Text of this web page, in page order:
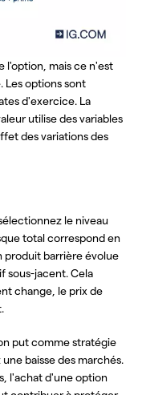
l'option, mais ce n'est
Les options sont
d'exercice. La
utilise des variables
des variations des
le niveau
total correspond en
produit barrière évolue
sous-jacent. Cela
change, le prix de
put comme stratégie
baisse des marchés.
l'achat d'une option